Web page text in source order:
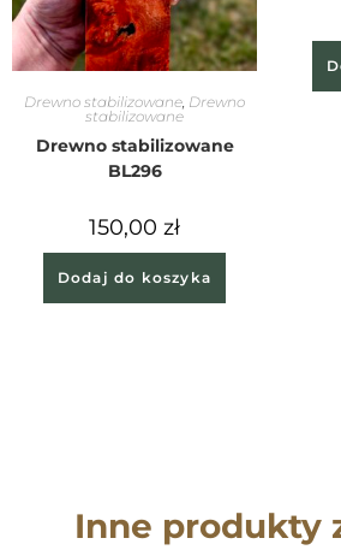
Drewno stabilizowane, Drewno
stabilizowane
Drewno stabilizowane
BL296
150,00 zł
Dodaj do koszyka
Inne produkty